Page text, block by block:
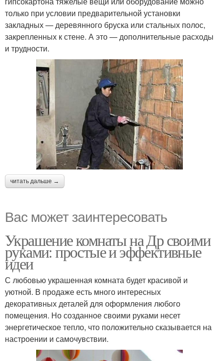
только при условии предварительной установки
закладных — деревянного бруска или стальных полос,
закрепленных к стене. А это — дополнительные расходы
и трудности.
читать дальше →
Вас может заинтересовать
Украшение комнаты на Др своими
руками: простые и эффективные
идеи
С любовью украшенная комната будет красивой и
уютной. В продаже есть много интересных
декоративных деталей для оформления любого
помещения. Но созданное своими руками несет
энергетическое тепло, что положительно сказывается на
настроении и самочувствии.